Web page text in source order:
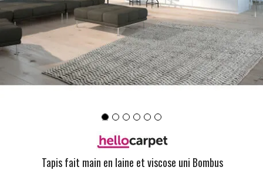
Tapis fait main en laine et viscose uni Bombus